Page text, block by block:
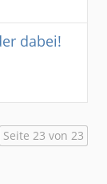
dabei!
Seite 23 von 23